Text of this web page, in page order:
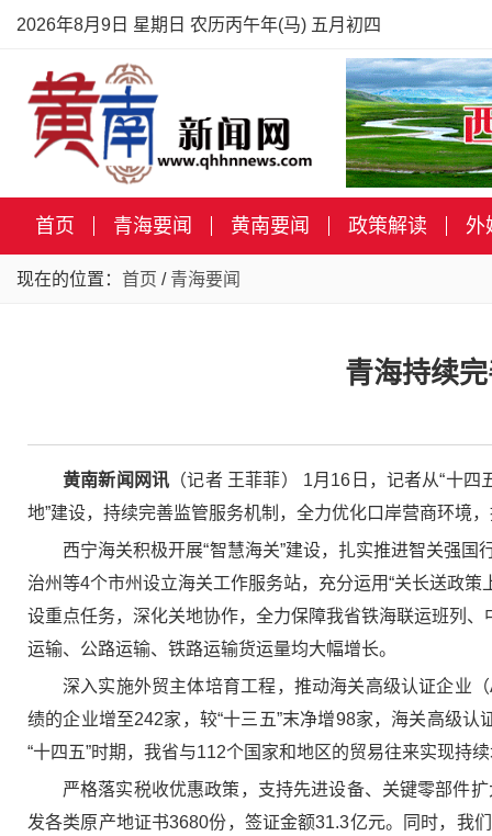
2026年8月9日 星期日 农历丙午年(马) 五月初四
首页 青海要闻 黄南要闻 政策解读 外
现在的位置： 首页 / 青海要闻
青海持续
黄南新闻网讯 （记者 王菲菲） 1月16日，记者从“十
地”建设，持续完善监管服务机制，全力优化口岸营商环境
西宁海关积极开展“智慧海关”建设，扎实推进智关强
治州等4个市州设立海关工作服务站，充分运用“关长送政
设重点任务，深化关地协作，全力保障我省铁海联运班列、
运输、公路运输、铁路运输货运量均大幅增长。
深入实施外贸主体培育工程，推动海关高级认证企业
绩的企业增至242家，较“十三五”末净增98家，海关高级
“十四五”时期，我省与112个国家和地区的贸易往来实现持
严格落实税收优惠政策，支持先进设备、关键零部件
发各类原产地证书3680份，签证金额31.3亿元。同时，我